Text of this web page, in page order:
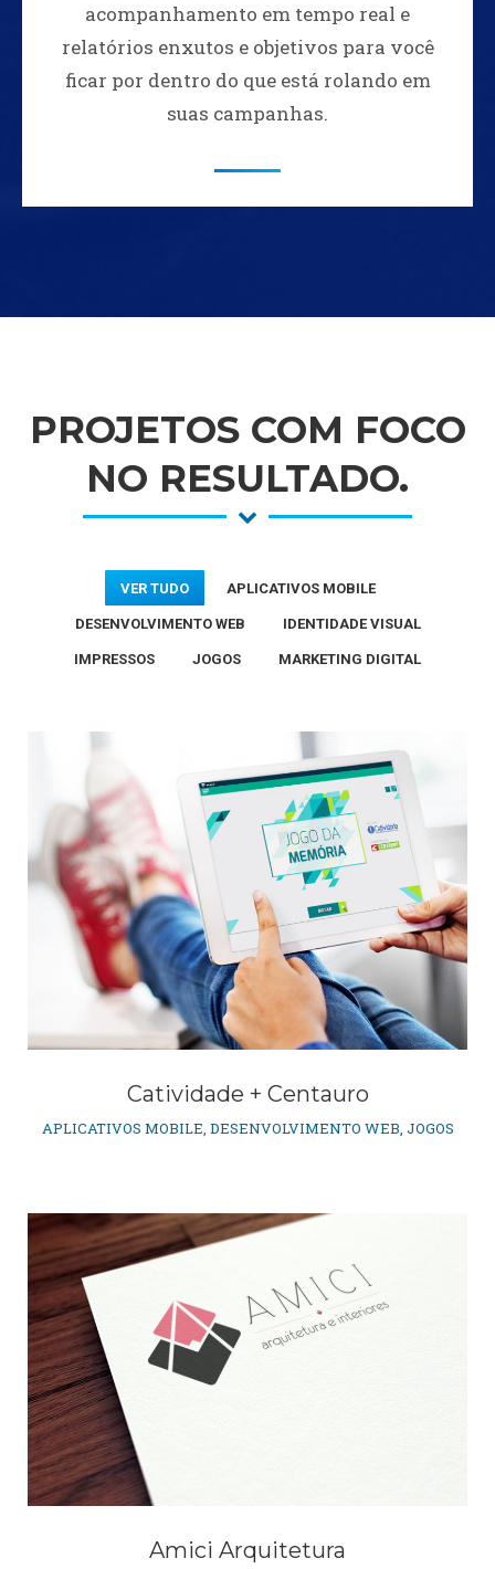
acompanhamento em tempo real e
relatórios enxutos e objetivos para você
ficar por dentro do que está rolando em
suas campanhas.
PROJETOS COM FOCO
NO RESULTADO.
VER TUDO APLICATIVOS MOBILE
DESENVOLVIMENTO WEB IDENTIDADE VISUAL
IMPRESSOS JOGOS MARKETING DIGITAL
Catividade + Centauro
APLICATIVOS MOBILE, DESENVOLVIMENTO WEB, JOGOS
Amici Arquitetura